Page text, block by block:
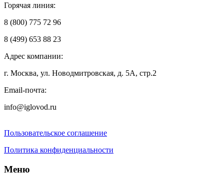
Горячая линия:
8 (800) 775 72 96
8 (499) 653 88 23
Адрес компании:
г. Москва, ул. Новодмитровская, д. 5А, стр.2
Email-почта:
info@iglovod.ru
Пользовательское соглашение
Политика конфиденциальности
Меню